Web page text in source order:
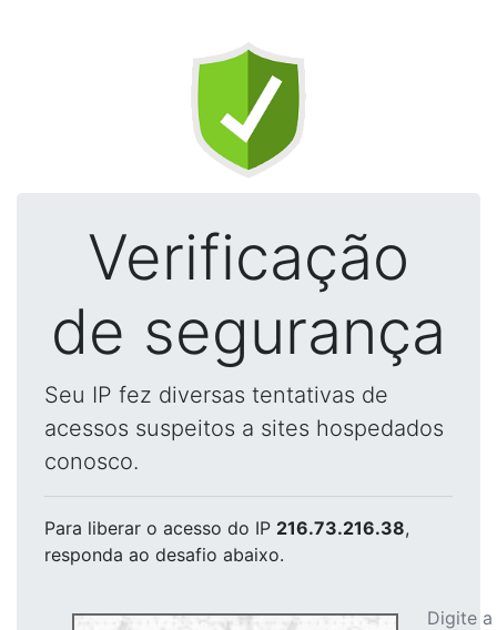
Verificação
de segurança
Seu IP fez diversas tentativas de
acessos suspeitos a sites hospedados
conosco.
Para liberar o acesso do IP 216.73.216.38,
responda ao desafio abaixo.
Digite